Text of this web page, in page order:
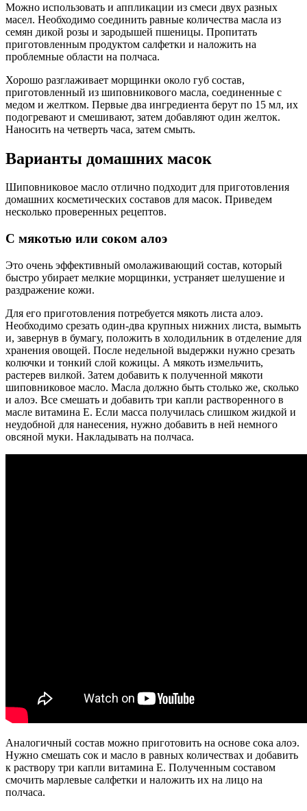
Можно использовать и аппликации из смеси двух разных
масел. Необходимо соединить равные количества масла из
семян дикой розы и зародышей пшеницы. Пропитать
приготовленным продуктом салфетки и наложить на
проблемные области на полчаса.
Хорошо разглаживает морщинки около губ состав,
приготовленный из шиповникового масла, соединенные с
медом и желтком. Первые два ингредиента берут по 15 мл, их
подогревают и смешивают, затем добавляют один желток.
Наносить на четверть часа, затем смыть.
Варианты домашних масок
Шиповниковое масло отлично подходит для приготовления
домашних косметических составов для масок. Приведем
несколько проверенных рецептов.
С мякотью или соком алоэ
Это очень эффективный омолаживающий состав, который
быстро убирает мелкие морщинки, устраняет шелушение и
раздражение кожи.
Для его приготовления потребуется мякоть листа алоэ.
Необходимо срезать один-два крупных нижних листа, вымыть
и, завернув в бумагу, положить в холодильник в отделение для
хранения овощей. После недельной выдержки нужно срезать
колючки и тонкий слой кожицы. А мякоть измельчить,
растерев вилкой. Затем добавить к полученной мякоти
шиповниковое масло. Масла должно быть столько же, сколько
и алоэ. Все смешать и добавить три капли растворенного в
масле витамина E. Если масса получилась слишком жидкой и
неудобной для нанесения, нужно добавить в ней немного
овсяной муки. Накладывать на полчаса.
Аналогичный состав можно приготовить на основе сока алоэ.
Нужно смешать сок и масло в равных количествах и добавить
к раствору три капли витамина E. Полученным составом
смочить марлевые салфетки и наложить их на лицо на
полчаса.